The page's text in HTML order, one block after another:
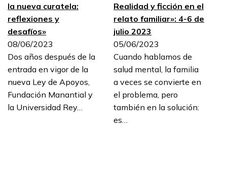
la nueva curatela:
reflexiones y
desafíos»
08/06/2023
Dos años después de la
entrada en vigor de la
nueva Ley de Apoyos,
Fundación Manantial y
la Universidad Rey…
Realidad y ficción en el
relato familiar»: 4-6 de
julio 2023
05/06/2023
Cuando hablamos de
salud mental, la familia
a veces se convierte en
el problema, pero
también en la solución:
es…